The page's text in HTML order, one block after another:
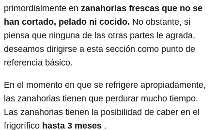
primordialmente en zanahorias frescas que no se
han cortado, pelado ni cocido. No obstante, si
piensa que ninguna de las otras partes le agrada,
deseamos dirigirse a esta sección como punto de
referencia básico.
En el momento en que se refrigere apropiadamente,
las zanahorias tienen que perdurar mucho tiempo.
Las zanahorias tienen la posibilidad de caber en el
frigorífico hasta 3 meses .